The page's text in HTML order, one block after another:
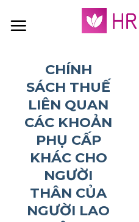
CHÍNH
SÁCH THUẾ
LIÊN QUAN
CÁC KHOẢN
PHỤ CẤP
KHÁC CHO
NGƯỜI
THÂN CỦA
NGƯỜI LAO